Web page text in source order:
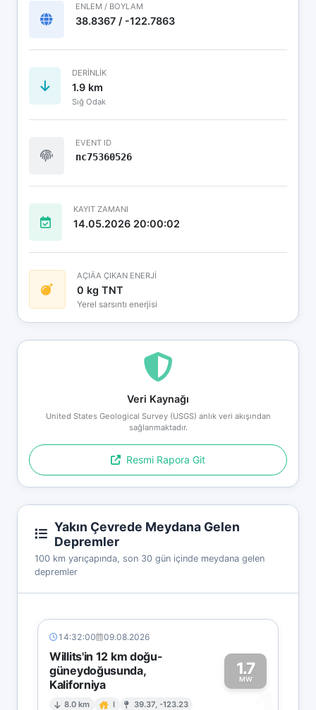
ENLEM / BOYLAM
38.8367 / -122.7863
DERINLIK
1.9 km
Sığ Odak
EVENT ID
nc75360526
KAYIT ZAMANI
14.05.2026 20:00:02
AÇIÄA ÇIKAN ENERJİ
0 kg TNT
Yerel sarsıntı enerjisi
Veri Kaynağı
United States Geological Survey (USGS) anlık veri akışından
sağlanmaktadır.
Resmi Rapora Git
Yakın Çevrede Meydana Gelen
Depremler
100 km yarıçapında, son 30 gün içinde meydana gelen
depremler
14:32:00 09.08.2026
Willits'in 12 km doğu-
güneydoğusunda,
Kaliforniya
8.0 km I 39.37, -123.23
1.7
MW